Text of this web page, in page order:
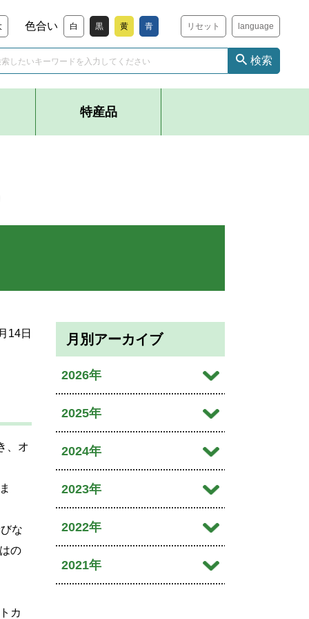
色合い 白 黒 黄 青 リセット language
検索
特産品
14日
、オ
な
の
カ
月別アーカイブ
2026年
2026年08月
2026年06月
2026年01月
2025年
2025年12月
2025年09月
2025年07月
2024年
2024年10月
2024年08月
2023年
2023年12月
2023年10月
2022年
2022年11月
2021年